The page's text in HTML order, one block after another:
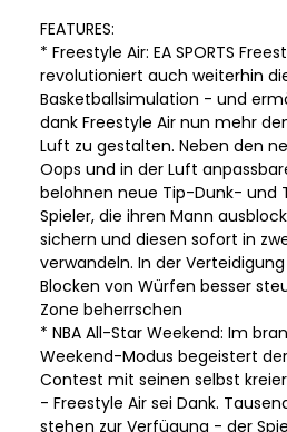
FEATURES:
* Freestyle Air: EA SPORTS
revolutioniert auch weiterhin
Basketballsimulation - und
dank Freestyle Air nun mehr
Luft zu gestalten. Neben den
Oops und in der Luft
belohnen neue Tip-Dunk- und
Spieler, die ihren Mann
sichern und diesen sofort in
verwandeln. In der
Blocken von Würfen besser
Zone beherrschen
* NBA All-Star Weekend: Im
Weekend-Modus begeistert
Contest mit seinen selbst
- Freestyle Air sei Dank.
stehen zur Verfügung - der